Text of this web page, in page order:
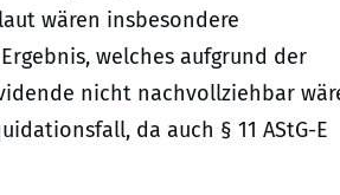
wären insbesondere
welches aufgrund der
nicht nachvollziehbar
da auch § 11 AStG-E